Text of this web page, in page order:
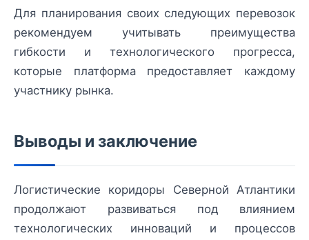
Для планирования своих следующих перевозок
рекомендуем учитывать преимущества
гибкости и технологического прогресса,
которые платформа предоставляет каждому
участнику рынка.
Выводы и заключение
Логистические коридоры Северной Атлантики
продолжают развиваться под влиянием
технологических инноваций и процессов